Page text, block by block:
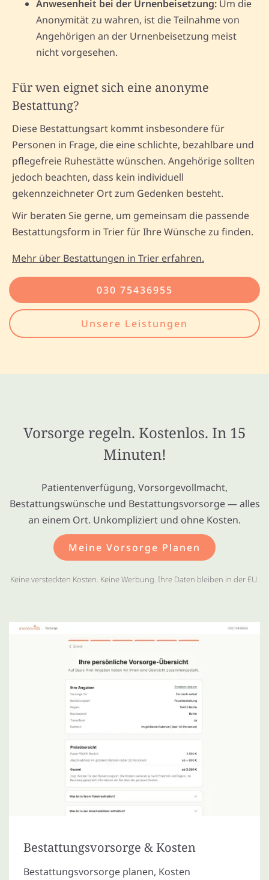
Anwesenheit bei der Urnenbeisetzung: Um die
Anonymität zu wahren, ist die Teilnahme von
Angehörigen an der Urnenbeisetzung meist
nicht vorgesehen.
Für wen eignet sich eine anonyme
Bestattung?
Diese Bestattungsart kommt insbesondere für
Personen in Frage, die eine schlichte, bezahlbare und
pflegefreie Ruhestätte wünschen. Angehörige sollten
jedoch beachten, dass kein individuell
gekennzeichneter Ort zum Gedenken besteht.
Wir beraten Sie gerne, um gemeinsam die passende
Bestattungsform in Trier für Ihre Wünsche zu finden.
Mehr über Bestattungen in Trier erfahren.
030 75436955
Unsere Leistungen
Vorsorge regeln. Kostenlos. In 15
Minuten!
Patientenverfügung, Vorsorgevollmacht,
Bestattungswünsche und Bestattungsvorsorge — alles
an einem Ort. Unkompliziert und ohne Kosten.
Meine Vorsorge Planen
Keine versteckten Kosten. Keine Werbung. Ihre Daten bleiben in der EU.
Bestattungsvorsorge & Kosten
Bestattungsvorsorge planen, Kosten